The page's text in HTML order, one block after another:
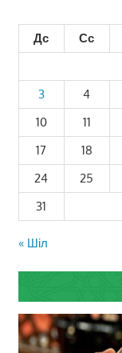
Дс
Сс
3
4
10
11
17
18
24
25
31
« Шіл